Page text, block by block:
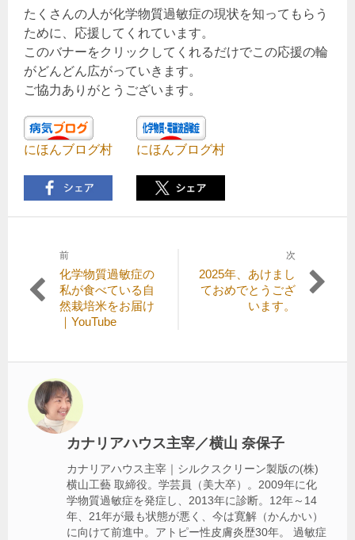
たくさんの人が化学物質過敏症の現状を知ってもらう
ために、応援してくれています。
このバナーをクリックしてくれるだけでこの応援の輪
がどんどん広がっていきます。
ご協力ありがとうございます。
にほんブログ村 にほんブログ村
稿
ゲ
ー
シ
ョ
前
前
の
記
事:
化学物質過敏症の
私が食べている自
然栽培米をお届け
｜YouTube
次
次
の
2025年、あけまし
ておめでとうござ
います。
カナリアハウス主宰／横山 奈保子
カナリアハウス主宰｜シルクスクリーン製版の(株)
横山工藝 取締役。学芸員（美大卒）。2009年に化
学物質過敏症を発症し、2013年に診断。12年～14
年、21年が最も状態が悪く、今は寛解（かんかい）
に向けて前進中。アトピー性皮膚炎歴30年。 過敏症